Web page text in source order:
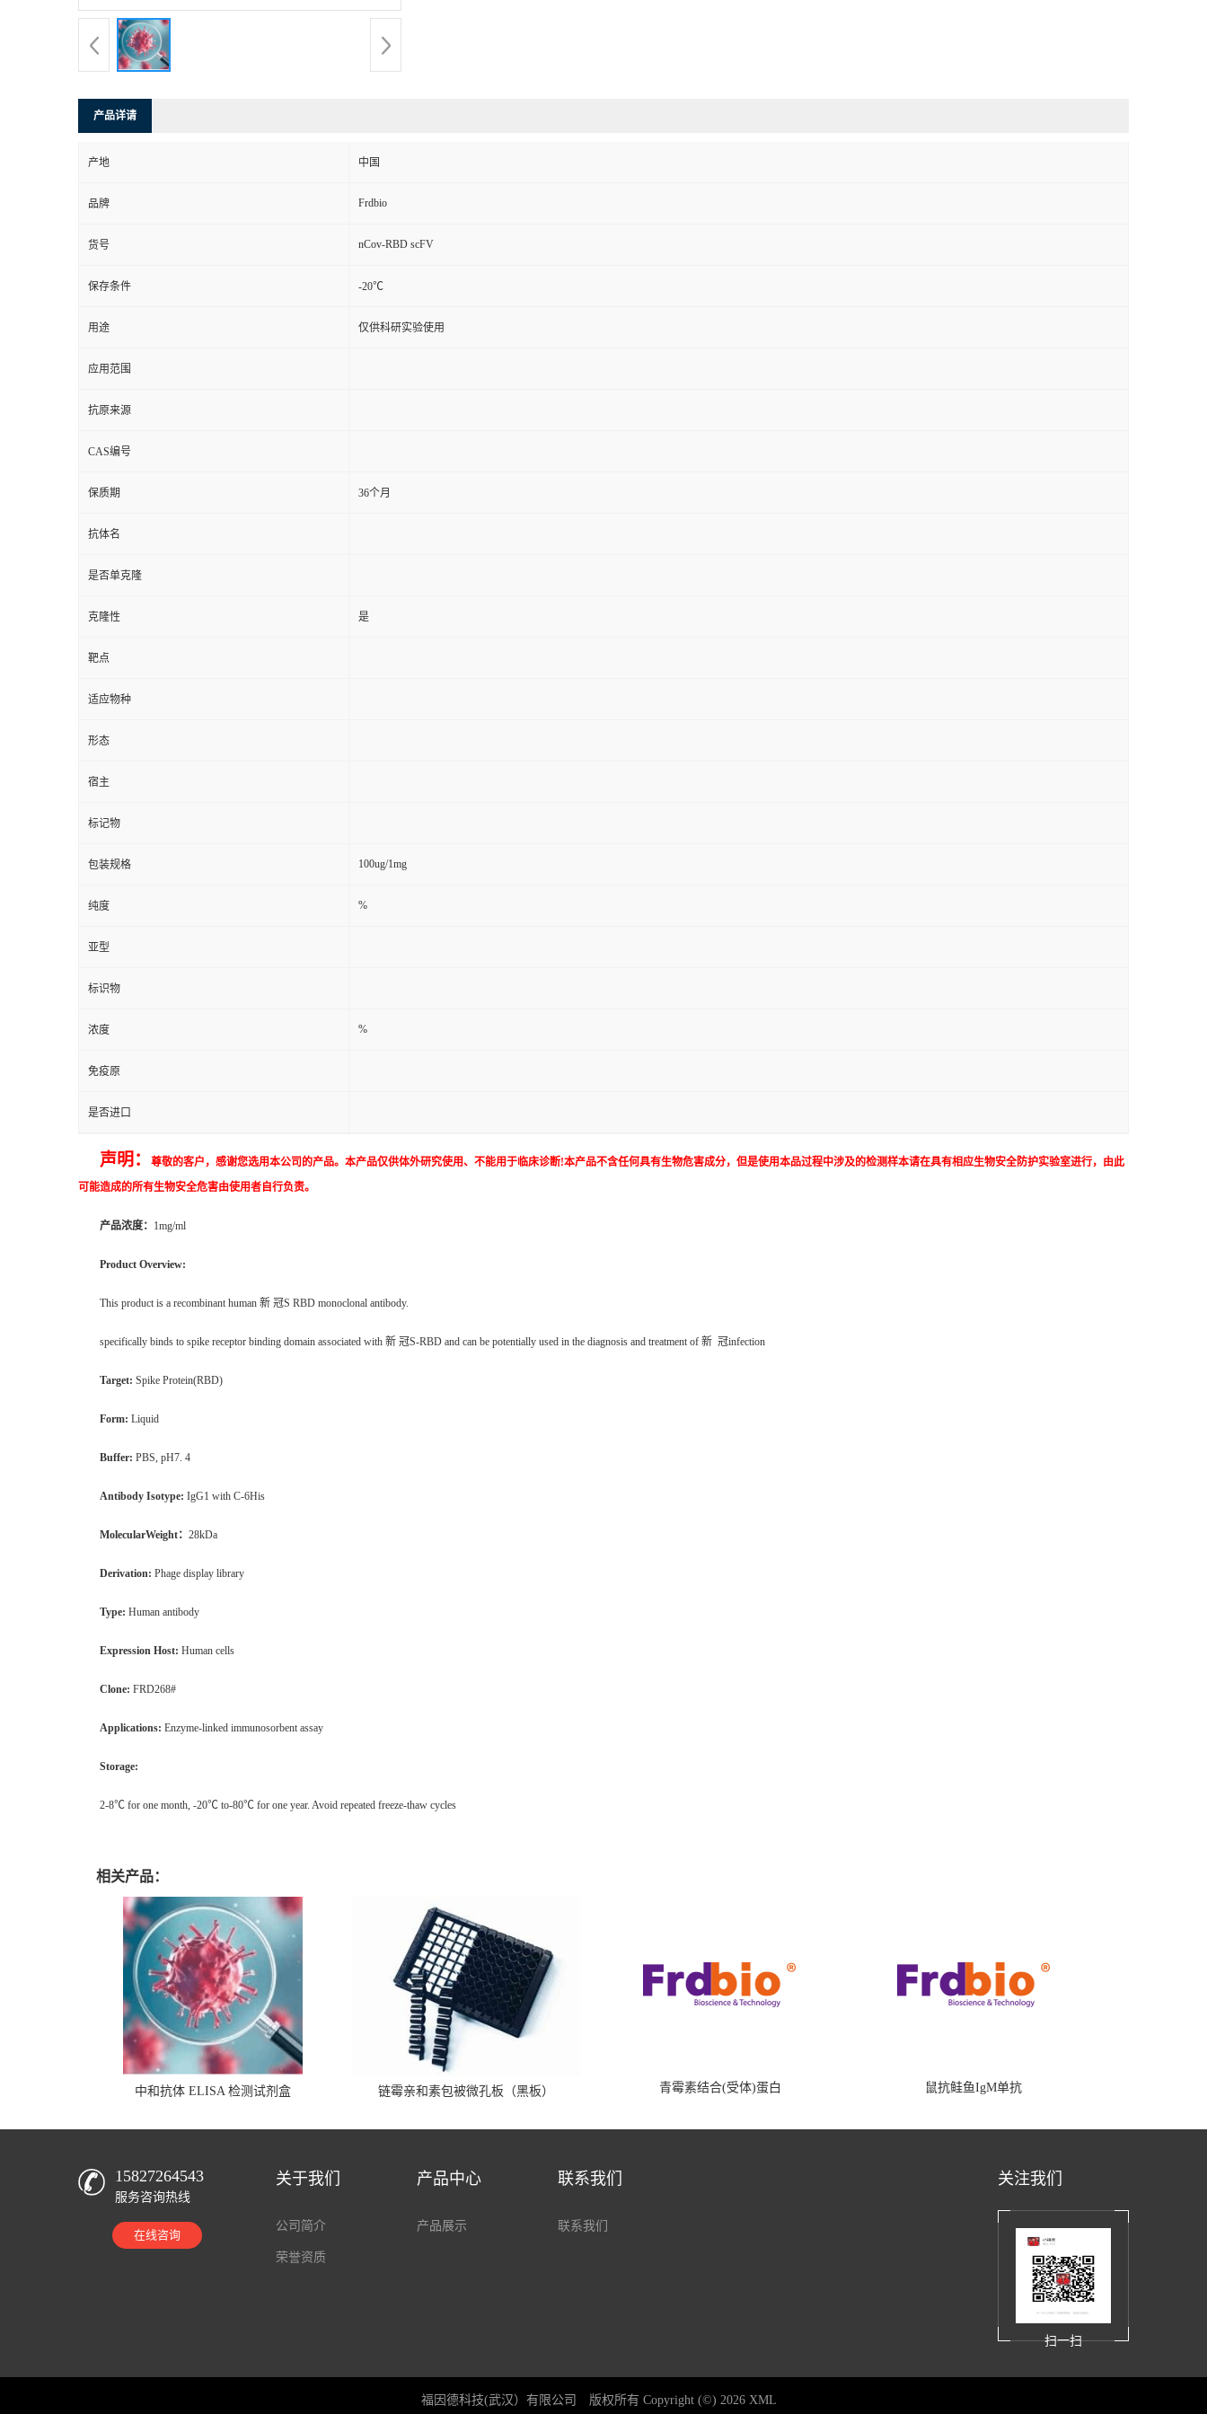
产品详请
产地 中国
品牌 Frdbio
货号 nCov-RBD scFV
保存条件 -20℃
用途 仅供科研实验使用
应用范围
抗原来源
CAS编号
保质期 36个月
抗体名
是否单克隆
克隆性 是
靶点
适应物种
形态
宿主
标记物
包装规格 100ug/1mg
纯度 %
亚型
标识物
浓度 %
免疫原
是否进口
声明：
尊敬的客户，感谢您选用本公司的产品。本产品仅供体外研究使用、不能用于临床诊断!本产品不含任何具有生物危害成分，但是使用本品过程中涉及的检测样本请在具有相应生物安全防护实验室进行，由此
可能造成的所有生物安全危害由使用者自行负责。
产品浓度： 1mg/ml
Product Overview:
This product is a recombinant human 新 冠S RBD monoclonal antibody.
specifically binds to spike receptor binding domain associated with 新 冠S-RBD and can be potentially used in the diagnosis and treatment of 新 冠infection
Target: Spike Protein(RBD)
Form: Liquid
Buffer: PBS, pH7. 4
Antibody Isotype: IgG1 with C-6His
MolecularWeight： 28kDa
Derivation: Phage display library
Type: Human antibody
Expression Host: Human cells
Clone: FRD268#
Applications: Enzyme-linked immunosorbent assay
Storage:
2-8℃ for one month, -20℃ to-80℃ for one year. Avoid repeated freeze-thaw cycles
相关产品：
中和抗体 ELISA 检测试剂盒 链霉亲和素包被微孔板（黑板） 青霉素结合(受体)蛋白 鼠抗鲑鱼IgM单抗
15827264543
服务咨询热线
在线咨询
关于我们
公司简介
荣誉资质
产品中心
产品展示
联系我们
联系我们
关注我们
扫一扫
福因德科技(武汉）有限公司 版权所有 Copyright (©) 2026 XML